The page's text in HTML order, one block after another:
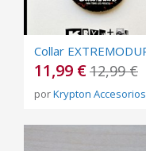
11,99 €12,99 €
porKrypton Accesorios